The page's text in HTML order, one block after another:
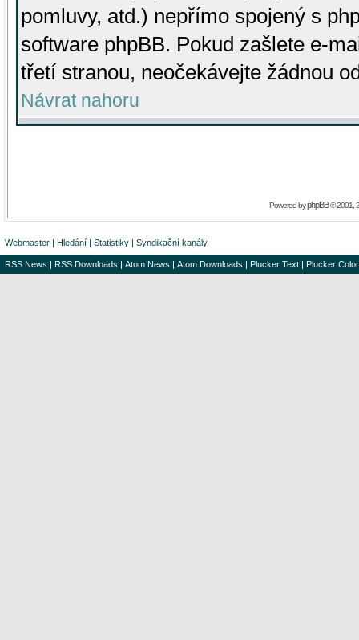
pomluvy, atd.) nepřímo spojený s
software phpBB. Pokud zašlete e-
třetí stranou, neočekávejte žádnou
Návrat nahoru
Powered byphpBB© 2001,
Webmaster | Hledání | Statistiky | Syndikační kanály
RSS News | RSS Downloads | Atom News | Atom Downloads | Plucker Text | Plucker Color